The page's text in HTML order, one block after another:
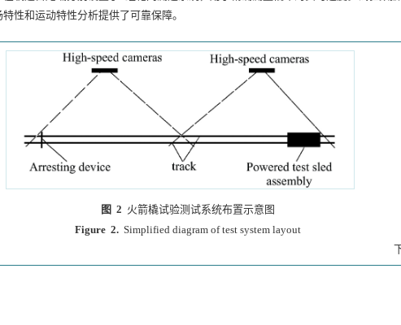
性和运动特性分析提供了可靠保障。
图 2 火箭橇试验测试系统布置示意图
Figure 2. Simplified diagram of test system layout